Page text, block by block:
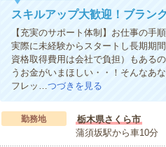
スキルアップ大歓迎！ブラン
【充実のサポート体制】お仕事の手
実際に未経験からスタートし長期期
資格取得費用は会社で負担）もある
うお金がいまほしい・・！そんなあ
フレッ…つづきを見る
勤務地
栃木県さくら市
蒲須坂駅から車10分